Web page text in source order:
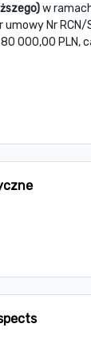
w
umowy Nr
000,00 PLN,